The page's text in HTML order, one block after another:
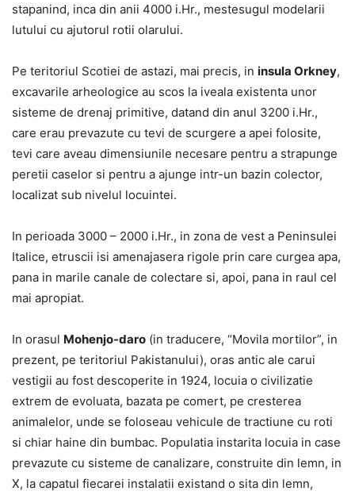
stapanind, inca din anii 4000 i.Hr., mestesugul modelarii
lutului cu ajutorul rotii olarului.
Pe teritoriul Scotiei de astazi, mai precis, in insula Orkney,
excavarile arheologice au scos la iveala existenta unor
sisteme de drenaj primitive, datand din anul 3200 i.Hr.,
care erau prevazute cu tevi de scurgere a apei folosite,
tevi care aveau dimensiunile necesare pentru a strapunge
peretii caselor si pentru a ajunge intr-un bazin colector,
localizat sub nivelul locuintei.
In perioada 3000 – 2000 i.Hr., in zona de vest a Peninsulei
Italice, etruscii isi amenajasera rigole prin care curgea apa,
pana in marile canale de colectare si, apoi, pana in raul cel
mai apropiat.
In orasul Mohenjo-daro (in traducere, “Movila mortilor”, in
prezent, pe teritoriul Pakistanului), oras antic ale carui
vestigii au fost descoperite in 1924, locuia o civilizatie
extrem de evoluata, bazata pe comert, pe cresterea
animalelor, unde se foloseau vehicule de tractiune cu roti
si chiar haine din bumbac. Populatia instarita locuia in case
prevazute cu sisteme de canalizare, construite din lemn, in
X, la capatul fiecarei instalatii existand o sita din lemn,